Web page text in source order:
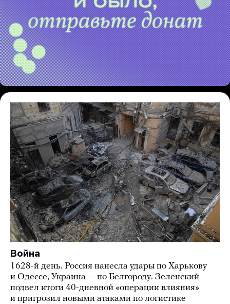
Война
1628-й день. Россия нанесла удары по Харькову
и Одессе, Украина — по Белгороду. Зеленский
подвел итоги 40-дневной «операции влияния»
и пригрозил новыми атаками по логистике